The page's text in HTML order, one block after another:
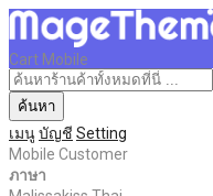
Cart Mobile
ค้นหา
เมนูบัญชี Setting
Mobile Customer
ภาษา